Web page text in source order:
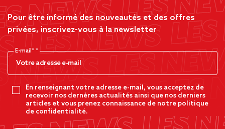
Pour être informé des nouveautés et des offres
privées, inscrivez-vous à la newsletter
E-mail*
En renseignant votre adresse e-mail, vous acceptez de
recevoir nos dernères actualités ainsi que nos derniers
articles et vous prenez connaissance de notre politique
de confidentialité.